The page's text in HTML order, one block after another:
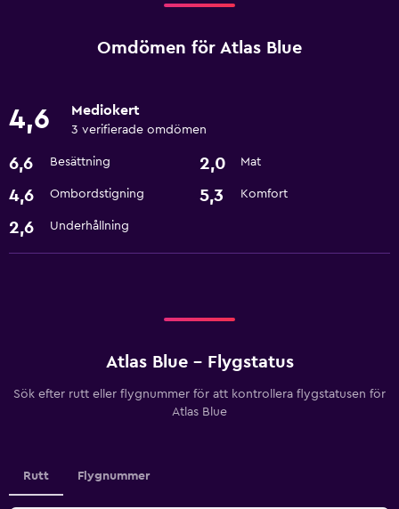
Omdömen för Atlas Blue
4,6 Mediokert
3 verifierade omdömen
6,6 Besättning 2,0 Mat
4,6 Ombordstigning 5,3 Komfort
2,6 Underhållning
Atlas Blue - Flygstatus
Sök efter rutt eller flygnummer för att kontrollera flygstatusen för
Atlas Blue
Rutt Flygnummer